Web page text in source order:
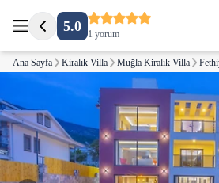
5.0 1 yorum
Ana Sayfa Kiralık Villa Muğla Kiralık Villa